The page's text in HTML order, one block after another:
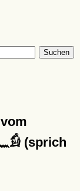
Suchen
(sprich